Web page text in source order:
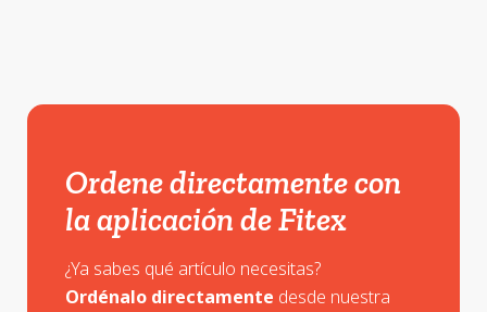
Ordene directamente con
la aplicación de Fitex
¿Ya sabes qué artículo necesitas?
Ordénalo directamente desde nuestra